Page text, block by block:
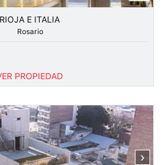
RIOJA E ITALIA
Rosario
PROPIEDAD
›